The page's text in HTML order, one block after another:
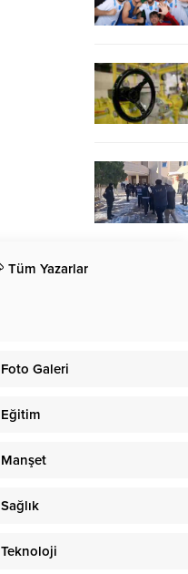
Tüm Yazarlar
Foto Galeri
Eğitim
Manşet
Sağlık
Teknoloji